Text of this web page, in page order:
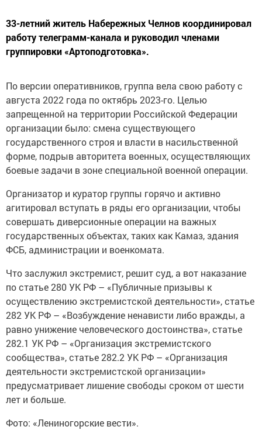
33-летний житель Набережных Челнов координировал
работу телеграмм-канала и руководил членами
группировки «Артоподготовка».
По версии оперативников, группа вела свою работу с
августа 2022 года по октябрь 2023-го. Целью
запрещенной на территории Российской Федерации
организации было: смена существующего
государственного строя и власти в насильственной
форме, подрыв авторитета военных, осуществляющих
боевые задачи в зоне специальной военной операции.
Организатор и куратор группы горячо и активно
агитировал вступать в ряды его организации, чтобы
совершать диверсионные операции на важных
государственных объектах, таких как Камаз, здания
ФСБ, администрации и военкомата.
Что заслужил экстремист, решит суд, а вот наказание
по статье 280 УК РФ – «Публичные призывы к
осуществлению экстремистской деятельности», статье
282 УК РФ – «Возбуждение ненависти либо вражды, а
равно унижение человеческого достоинства», статье
282.1 УК РФ – «Организация экстремистского
сообщества», статье 282.2 УК РФ – «Организация
деятельности экстремистской организации»
предусматривает лишение свободы сроком от шести
лет и больше.
Фото: «Лениногорские вести».